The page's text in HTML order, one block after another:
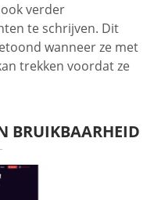
verder
te schrijven. Dit
wanneer ze met
trekken voordat ze
BRUIKBAARHEID